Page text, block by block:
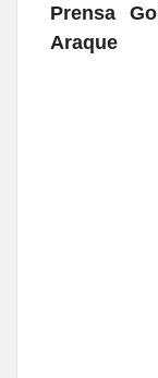
Prensa
Araque